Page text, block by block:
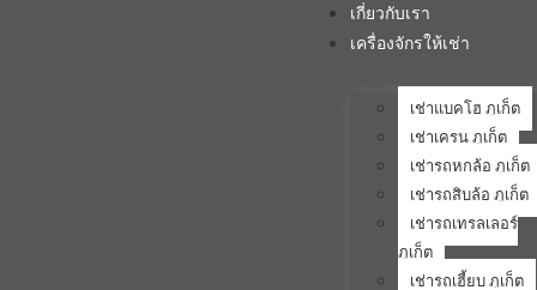
เกี่ยวกับเรา
เครื่องจักรให้เช่า
เช่าแบคโฮ ภูเก็ต
เช่าเครน ภูเก็ต
เช่ารถหกล้อ ภูเก็ต
เช่ารถสิบล้อ ภูเก็ต
เช่ารถเทรลเลอร์
ภูเก็ต
เช่ารถเฮี้ยบ ภูเก็ต